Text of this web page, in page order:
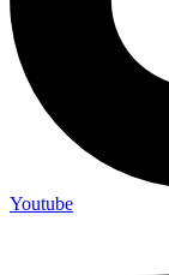
Youtube